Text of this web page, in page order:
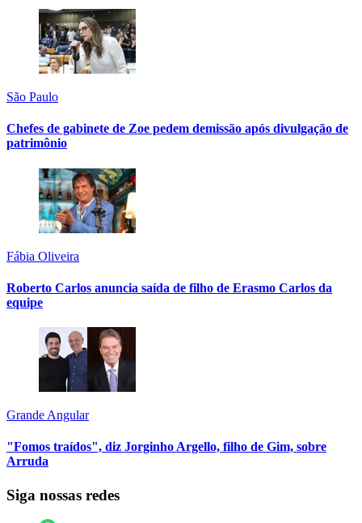
São Paulo
Chefes de gabinete de Zoe pedem demissão após divulgação de
patrimônio
Fábia Oliveira
Roberto Carlos anuncia saída de filho de Erasmo Carlos da
equipe
Grande Angular
"Fomos traídos", diz Jorginho Argello, filho de Gim, sobre
Arruda
Siga nossas redes